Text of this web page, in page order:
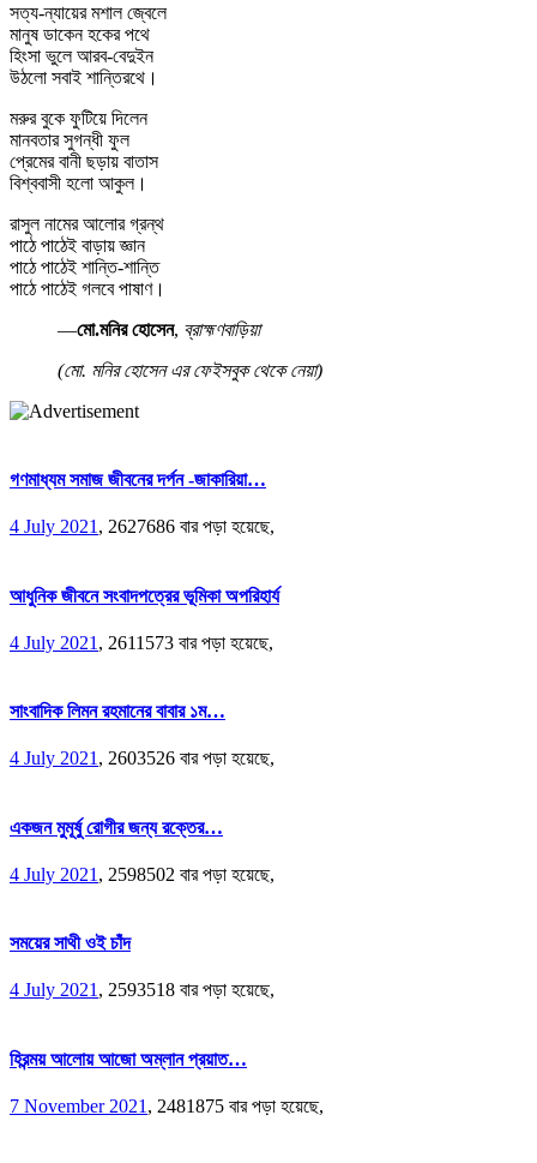
সত্য-ন্যায়ের মশাল জ্বেলে
মানুষ ডাকেন হকের পথে
হিংসা ভুলে আরব-বেদুইন
উঠলো সবাই শান্তিরথে।
মরুর বুকে ফুটিয়ে দিলেন
মানবতার সুগন্ধী ফুল
প্রেমের বানী ছড়ায় বাতাস
বিশ্ববাসী হলো আকুল।
রাসুল নামের আলোর গ্রন্থ
পাঠে পাঠেই বাড়ায় জ্ঞান
পাঠে পাঠেই শান্তি-শান্তি
পাঠে পাঠেই গলবে পাষাণ।
—মো.মনির হোসেন, ব্রাহ্মণবাড়িয়া
(মো. মনির হোসেন এর ফেইসবুক থেকে নেয়া)
গণমাধ্যম সমাজ জীবনের দর্পন -জাকারিয়া…
4 July 2021 , 2627686 বার পড়া হয়েছে,
আধুনিক জীবনে সংবাদপত্রের ভূমিকা অপরিহার্য
4 July 2021 , 2611573 বার পড়া হয়েছে,
সাংবাদিক লিমন রহমানের বাবার ১ম…
4 July 2021, 2603526 বার পড়া হয়েছে,
একজন মুমূর্ষু রোগীর জন্য রক্তের…
4 July 2021 , 2598502 বার পড়া হয়েছে,
সময়ের সাথী ওই চাঁদ
4 July 2021, 2593518 বার পড়া হয়েছে,
হিরন্ময় আলোয় আজো অম্লান প্রয়াত…
7 November 2021 , 2481875 বার পড়া হয়েছে,